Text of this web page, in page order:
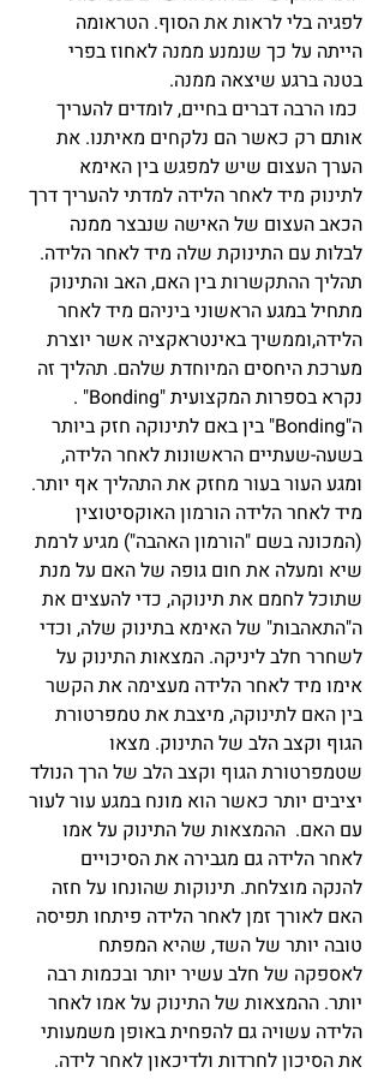
לפגיה בלי לראות את הסוף. הטראומה
הייתה על כך שנמנע ממנה לאחוז בפרי
בטנה ברגע שיצאה ממנה.
כמו הרבה דברים בחיים, לומדים להעריך
אותם רק כאשר הם נלקחים מאיתנו. את
הערך העצום שיש למפגש בין האימא
לתינוק מיד לאחר הלידה למדתי להעריך דרך
הכאב העצום של האישה שנבצר ממנה
לבלות עם התינוקת שלה מיד לאחר הלידה.
תהליך ההתקשרות בין האם, האב והתינוק
מתחיל במגע הראשוני ביניהם מיד לאחר
הלידה,וממשיך באינטראקציה אשר יוצרת
מערכת היחסים המיוחדת שלהם. תהליך זה
נקרא בספרות המקצועית "Bonding" .
ה"Bonding" בין באם לתינוקה חזק ביותר
בשעה-שעתיים הראשונות לאחר הלידה,
ומגע העור בעור מחזק את התהליך אף יותר.
מיד לאחר הלידה הורמון האוקסיטוצין
(המכונה בשם "הורמון האהבה") מגיע לרמת
שיא ומעלה את חום גופה של האם על מנת
שתוכל לחמם את תינוקה, כדי להעצים את
ה"התאהבות" של האימא בתינוק שלה, וכדי
לשחרר חלב ליניקה. המצאות התינוק על
אימו מיד לאחר הלידה מעצימה את הקשר
בין האם לתינוקה, מיצבת את טמפרטורת
הגוף וקצב הלב של התינוק. מצאו
שטמפרטורת הגוף וקצב הלב של הרך הנולד
יציבים יותר כאשר הוא מונח במגע עור לעור
עם האם.  ההמצאות של התינוק על אמו
לאחר הלידה גם מגבירה את הסיכויים
להנקה מוצלחת. תינוקות שהונחו על חזה
האם לאורך זמן לאחר הלידה פיתחו תפיסה
טובה יותר של השד, שהיא המפתח
לאספקה של חלב עשיר יותר ובכמות רבה
יותר. ההמצאות של התינוק על אמו לאחר
הלידה עשויה גם להפחית באופן משמעותי
את הסיכון לחרדות ולדיכאון לאחר לידה.